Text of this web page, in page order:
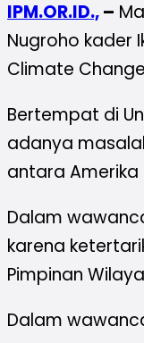
IPM.OR.ID.,–
Nugroho kader
Climate Change
Bertempat di
adanya
antara Amerika
Dalam
karena
Pimpinan
Dalam